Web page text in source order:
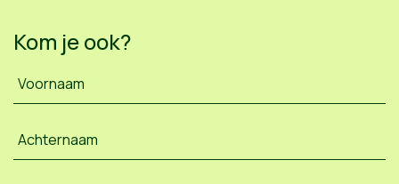
Kom je ook?
Voornaam
Achternaam